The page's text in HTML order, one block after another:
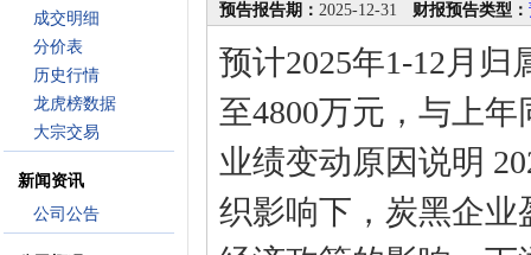
成交明细
分价表
历史行情
龙虎榜数据
大宗交易
新闻资讯
公司公告
预告报告期： 2025-12-31 财报预告类型：
预计2025年1-12月
至4800万元，与上年
业绩变动原因说明
织影响下，炭黑企